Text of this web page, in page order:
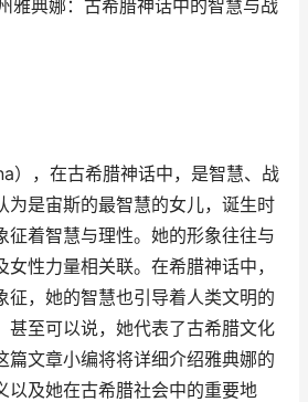
雅典娜：古希腊神话中的智慧与战
），在古希腊神话中，是智慧、战
为是宙斯的最智慧的女儿，诞生时
征着智慧与理性。她的形象往往与
性力量相关联。在希腊神话中，
征，她的智慧也引导着人类文明的
甚至可以说，她代表了古希腊文化
篇文章小编将将详细介绍雅典娜的
以及她在古希腊社会中的重要地